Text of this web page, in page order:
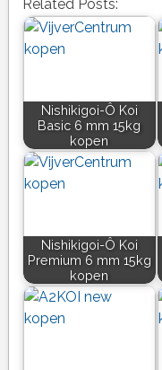
Related Posts:
Nishikigoi-Ô Koi
Basic 6 mm 15kg
kopen
Nishikigoi-Ô Koi
Premium 6 mm 15kg
kopen